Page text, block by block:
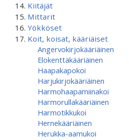
Kiitäjät
Mittarit
Yökköset
Koit, koisat, kääriäiset
Angervokirjokääriäinen
Elokenttäkääriäinen
Haapakapokoi
Harjukirjokääriäinen
Harmohaapamiinakoi
Harmorullakääriäinen
Harmotikkukoi
Hernekääriäinen
Herukka-aamukoi